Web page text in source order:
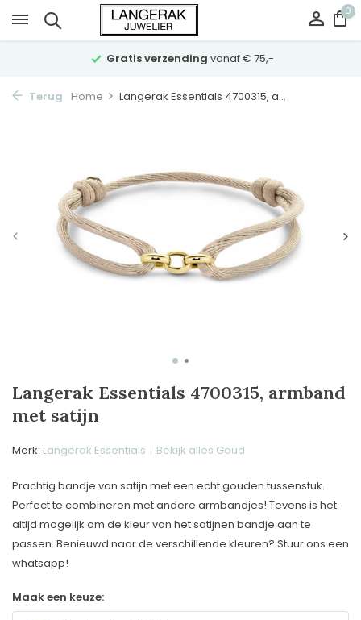
0
Gratis verzending vanaf € 75,-
Terug Home Langerak Essentials 4700315, a...
Langerak Essentials 4700315, armband
met satijn
Merk: Langerak Essentials Bekijk alles Goud
Prachtig bandje van satijn met een echt gouden tussenstuk.
Perfect te combineren met andere armbandjes! Tevens is het
altijd mogelijk om de kleur van het satijnen bandje aan te
passen. Benieuwd naar de verschillende kleuren? Stuur ons een
whatsapp!
Maak een keuze: